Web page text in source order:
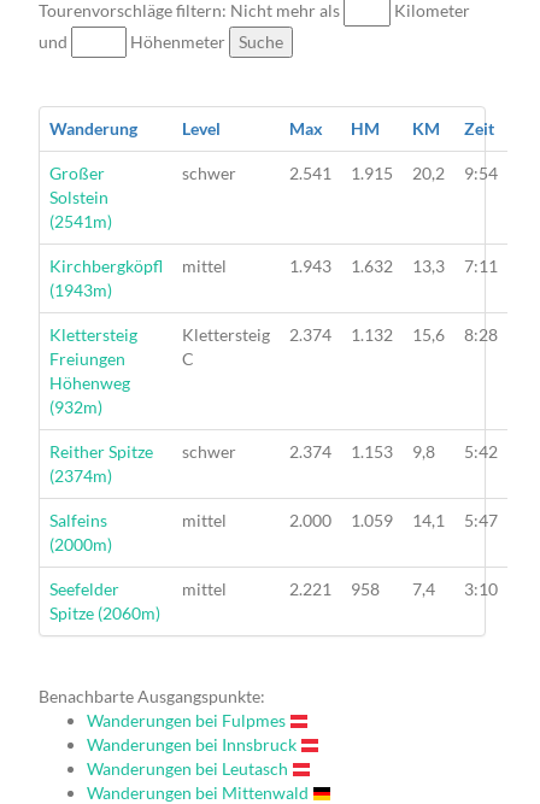
Tourenvorschläge filtern: Nicht mehr als
Kilometer
und
Höhenmeter Suche
Wanderung Level Max HM KM Zeit
Wanderung
Großer
Solstein
(2541m)
schwer 2.541 1.915 20,2 9:54
Wanderung
Kirchbergköpfl
(1943m)
mittel 1.943 1.632 13,3 7:11
Wanderung
Klettersteig
Freiungen
Höhenweg
(932m)
Klettersteig
C
2.374 1.132 15,6 8:28
Wanderung
Reither Spitze
(2374m)
schwer 2.374 1.153 9,8 5:42
Wanderung
Salfeins
(2000m)
mittel 2.000 1.059 14,1 5:47
Wanderung
Seefelder
Spitze (2060m)
mittel 2.221 958 7,4 3:10
Benachbarte Ausgangspunkte:
Wanderungen bei Fulpmes
Wanderungen bei Innsbruck
Wanderungen bei Leutasch
Wanderungen bei Mittenwald